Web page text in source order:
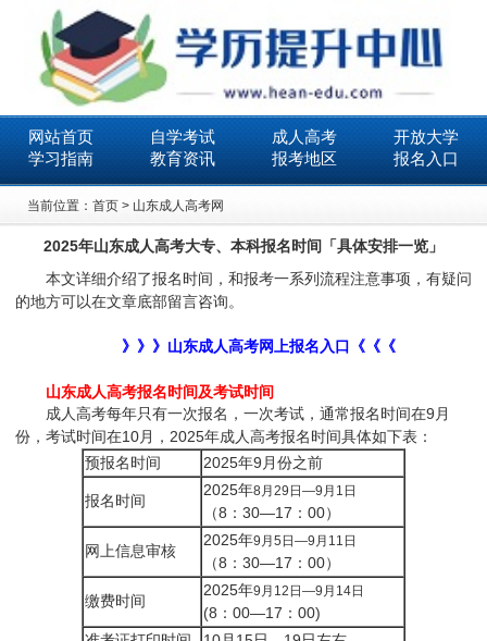
网站首页 自学考试 成人高考
开放大学
学习指南
教育资讯 报考地区 报名入口
当前位置： 首页 > 山东成人高考网
2025年山东成人高考大专、本科报名时间「具体安排一览」
本文详细介绍了报名时间，和报考一系列流程注意事项，有疑问
的地方可以在文章底部留言咨询。
》》》山东成人高考网上报名入口《《《
山东成人高考报名时间及考试时间
成人高考每年只有一次报名，一次考试，通常报名时间在9月
份，考试时间在10月，2025年成人高考报名时间具体如下表：
预报名时间
2025年9月份之前
报名时间
2025年8月29日—9月1日
（8：30—17：00）
网上信息审核
2025年9月5日—9月11日
（8：30—17：00）
缴费时间
2025年9月12日—9月14日
(8：00—17：00)